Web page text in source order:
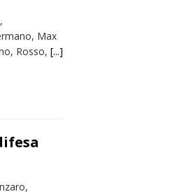
Max
Rosso, [...]